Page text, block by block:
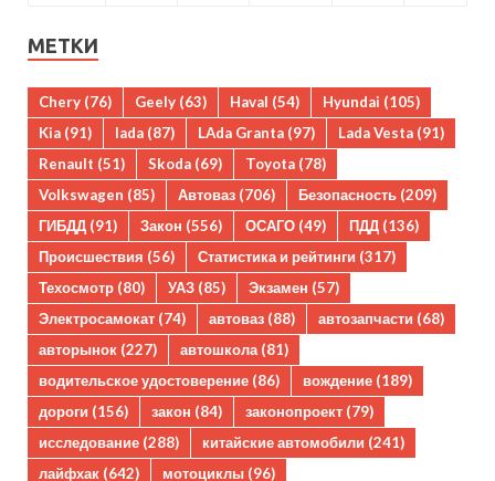
МЕТКИ
Chery (76) Geely (63) Haval (54) Hyundai (105)
Kia (91) lada (87) LAda Granta (97) Lada Vesta (91)
Renault (51) Skoda (69) Toyota (78)
Volkswagen (85) Автоваз (706) Безопасность (209)
ГИБДД (91) Закон (556) ОСАГО (49) ПДД (136)
Происшествия (56) Статистика и рейтинги (317)
Техосмотр (80) УАЗ (85) Экзамен (57)
Электросамокат (74) автоваз (88) автозапчасти (68)
авторынок (227) автошкола(81)
водительское удостоверение (86) вождение (189)
дороги (156) закон (84) законопроект (79)
исследование (288) китайские автомобили (241)
лайфхак (642) мотоциклы (96)